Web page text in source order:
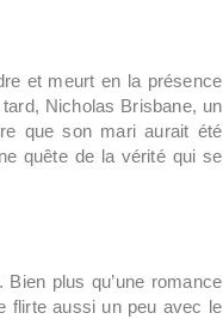
et meurt en la présence
Nicholas Brisbane, un
que son mari aurait été
quête de la vérité qui se
plus qu’une romance
flirte aussi un peu avec le